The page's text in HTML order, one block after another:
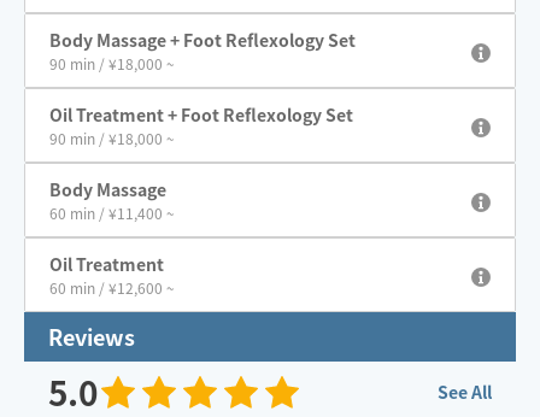
Body Massage + Foot Reflexology Set
90 min / ¥18,000 ~
Oil Treatment + Foot Reflexology Set
90 min / ¥18,000 ~
Body Massage
60 min / ¥11,400 ~
Oil Treatment
60 min / ¥12,600 ~
Reviews
5.0
See All